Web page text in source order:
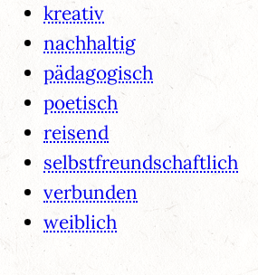
kreativ
nachhaltig
pädagogisch
poetisch
reisend
selbstfreundschaftlich
verbunden
weiblich